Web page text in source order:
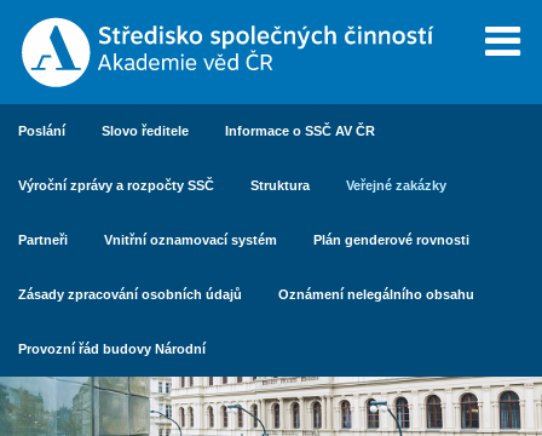
Poslání Slovo ředitele Informace o SSČ AV ČR
Výroční zprávy a rozpočty SSČ Struktura Veřejné zakázky
Partneři Vnitřní oznamovací systém Plán genderové rovnosti
Zásady zpracování osobních údajů Oznámení nelegálního obsahu
Provozní řád budovy Národní